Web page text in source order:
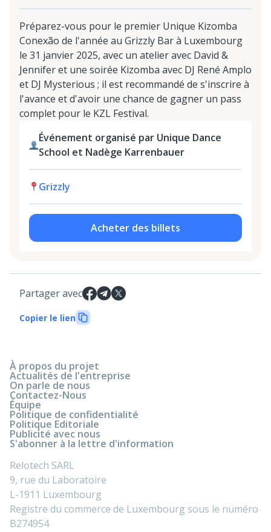
Préparez-vous pour le premier Unique Kizomba
Conexão de l'année au Grizzly Bar à Luxembourg
le 31 janvier 2025, avec un atelier avec David &
Jennifer et une soirée Kizomba avec DJ René Amplo
et DJ Mysterious ; il est recommandé de s'inscrire à
l'avance et d'avoir une chance de gagner un pass
complet pour le KZL Festival.
Événement organisé par Unique Dance
School et Nadège Karrenbauer
Grizzly
Acheter des billets
Partager avec
Copier le lien
À propos du projet
Actualités de l'entreprise
On parle de nous
Contactez-Nous
Équipe
Politique de confidentialité
Politique Editoriale
Publicité avec nous
S'abonner à la lettre d'information
Relotech SARL
9, rue du Laboratoire
L-1911 Luxembourg
Registre du commerce de Luxembourg sous le numéro
B274954